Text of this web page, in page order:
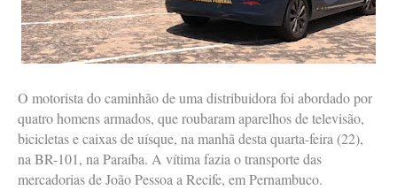
O motorista do caminhão de uma distribuidora foi abordado por
quatro homens armados, que roubaram aparelhos de televisão,
bicicletas e caixas de uísque, na manhã desta quarta-feira (22),
na BR-101, na Paraíba. A vítima fazia o transporte das
mercadorias de João Pessoa a Recife, em Pernambuco.